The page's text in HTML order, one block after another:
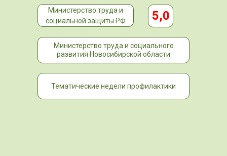
Министерство труда и социального
развития Новосибирской области
Министерство труда и
социальной защиты РФ
5,0
Тематические недели профилактики